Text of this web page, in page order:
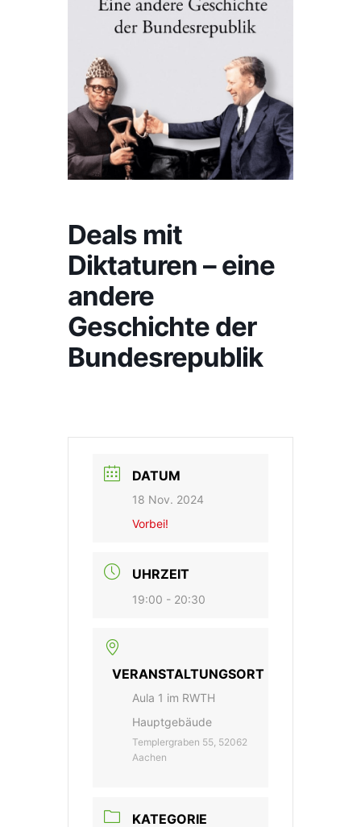
Deals mit
Diktaturen – eine
andere
Geschichte der
Bundesrepublik
DATUM
18 Nov. 2024
Vorbei!
UHRZEIT
19:00 - 20:30
VERANSTALTUNGSORT
Aula 1 im RWTH
Hauptgebäude
Templergraben 55, 52062
Aachen
KATEGORIE